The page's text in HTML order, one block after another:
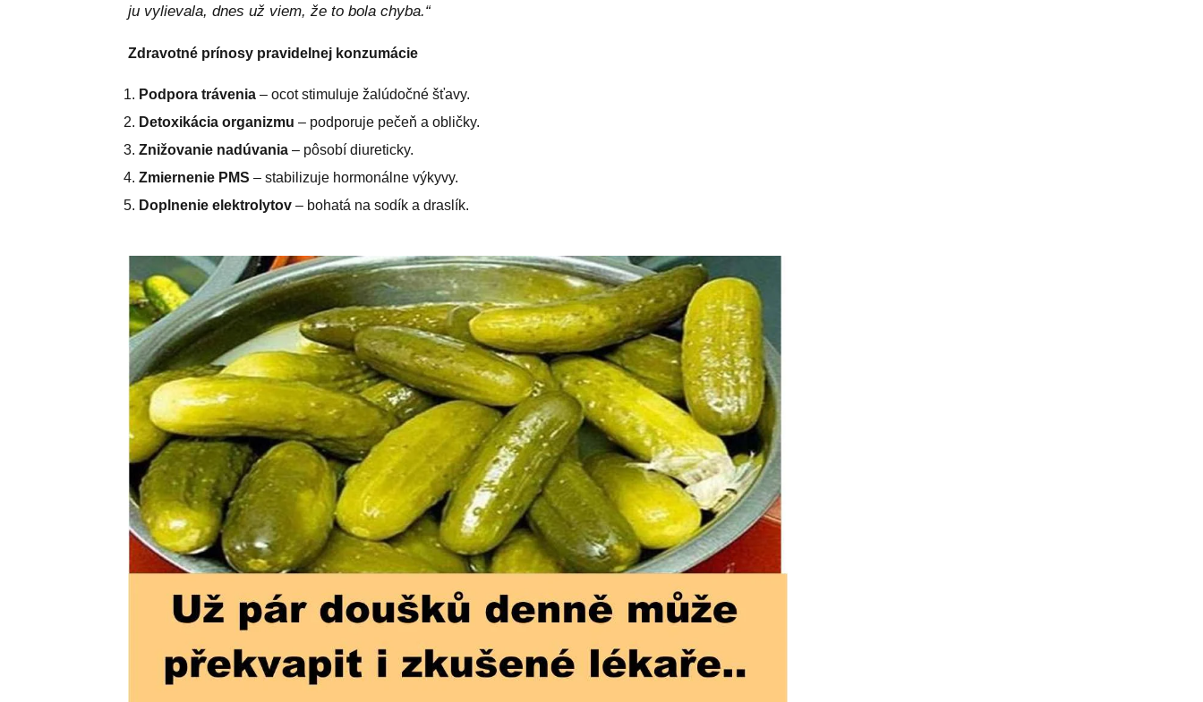
ju vylievala, dnes už viem, že to bola chyba.“
Zdravotné prínosy pravidelnej konzumácie
Podpora trávenia– ocot stimuluje žalúdočné šťavy.
Detoxikácia organizmu – podporuje pečeň a obličky.
Znižovanie nadúvania– pôsobí diureticky.
Zmiernenie PMS – stabilizuje hormonálne výkyvy.
Doplnenie elektrolytov– bohatá na sodík a draslík.